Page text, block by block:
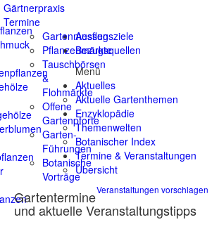
Gärtnerpraxis
Termine
Gartenmessen
Pflanzenmärkte
Tauschbörsen
&
Flohmärkte
Offene
Gartenpforte
Garten-
Führungen
Botanische
Vorträge
Veranstaltungen vorschlagen
Gartentermine
und aktuelle Veranstaltungstipps
Ausflugsziele
Bezugsquellen
Menü
Aktuelles
Aktuelle Gartenthemen
Enzyklopädie
Themenwelten
Botanischer Index
Termine & Veranstaltungen
Übersicht